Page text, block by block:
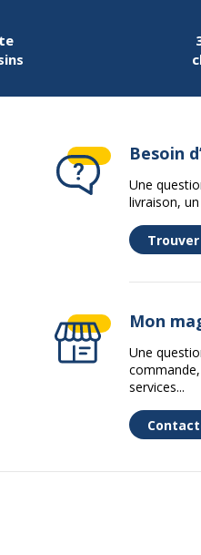
160 Page(s)
Calendrier
De décembre à
Reliure latérale
Couverture rigide
Reliure peigne
Besoin
Une
livraison,
Mon
Une
services...